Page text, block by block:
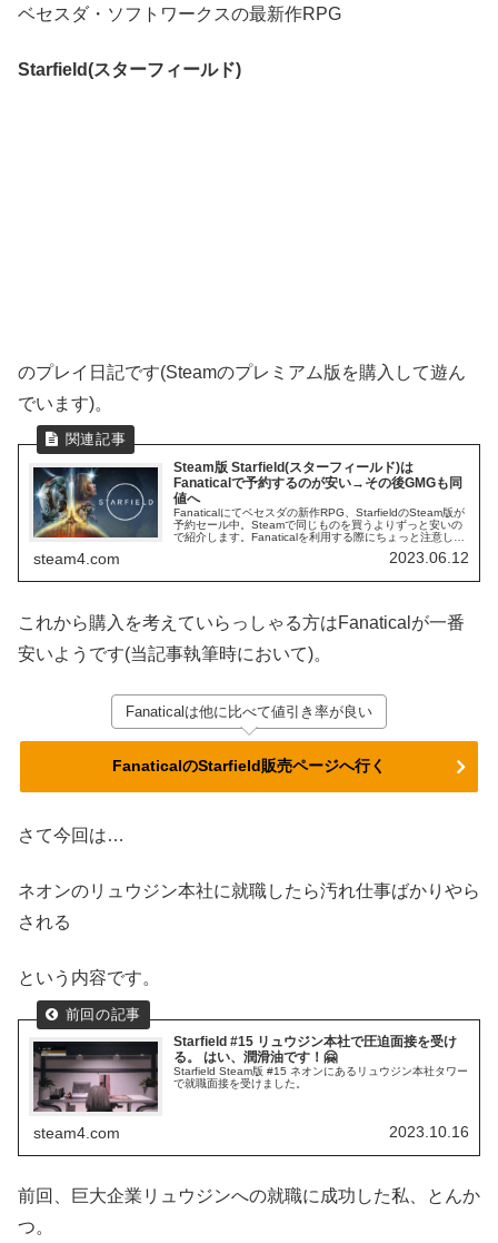
ベセスダ・ソフトワークスの最新作RPG
Starfield(スターフィールド)
のプレイ日記です(Steamのプレミアム版を購入して遊ん
でいます)。
Steam版 Starfield(スターフィールド)は
Fanaticalで予約するのが安い→その後GMGも同
値へ
Fanaticalにてベセスダの新作RPG、StarfieldのSteam版が
予約セール中。Steamで同じものを買うよりずっと安いの
で紹介します。Fanaticalを利用する際にちょっと注意した
steam4.com 2023.06.12
これから購入を考えていらっしゃる方はFanaticalが一番
安いようです(当記事執筆時において)。
Fanaticalは他に比べて値引き率が良い
FanaticalのStarfield販売ページへ行く
さて今回は…
ネオンのリュウジン本社に就職したら汚れ仕事ばかりやら
される
という内容です。
Starfield #15 リュウジン本社で圧迫面接を受け
る。 はい、潤滑油です！🤗
Starfield Steam版 #15 ネオンにあるリュウジン本社タワー
で就職面接を受けました。
steam4.com 2023.10.16
前回、巨大企業リュウジンへの就職に成功した私、とんか
つ。